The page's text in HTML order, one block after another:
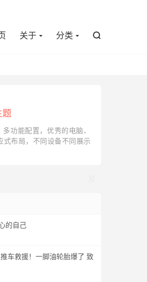
关于 分类 
功能配置，优秀的电脑、
式布局，不同设备不同展示
的自己
车救援！一脚油轮胎爆了 致